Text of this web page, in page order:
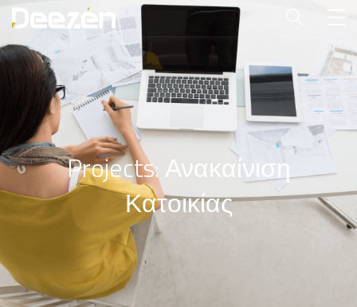
Projects: Ανακαίνιση
Κατοικίας